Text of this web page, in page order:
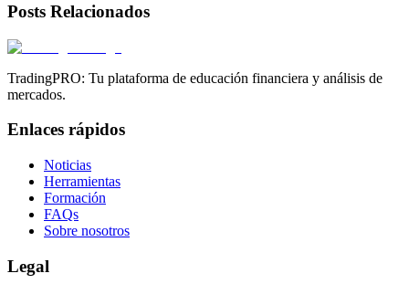
Posts Relacionados
TradingPRO: Tu plataforma de educación financiera y análisis de
mercados.
Enlaces rápidos
Noticias
Herramientas
Formación
FAQs
Sobre nosotros
Legal